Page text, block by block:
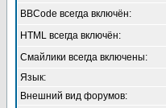
BBCode всегда включён:
HTML всегда включён:
Смайлики всегда включены:
Язык:
Внешний вид форумов: